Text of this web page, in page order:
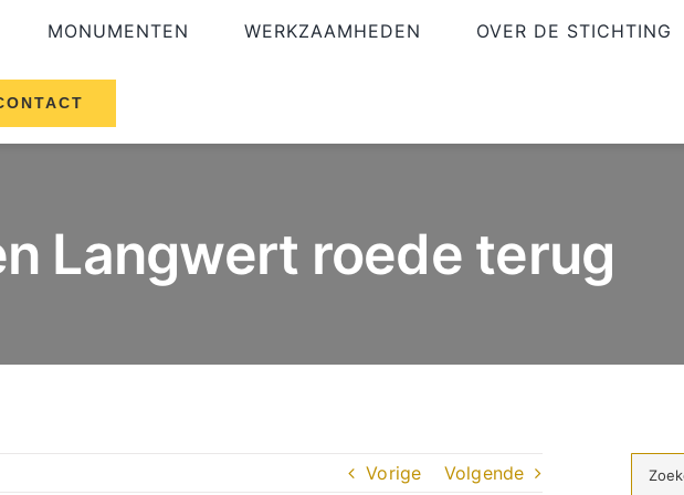
MONUMENTEN WERKZAAMHEDEN OVER DE STICHTING
Langwert roede terug
Vorige Volgende
Zoeken